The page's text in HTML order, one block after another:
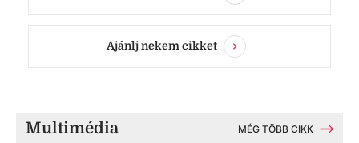
Ajánlj nekem cikket
Multimédia MÉG TÖBB CIKK